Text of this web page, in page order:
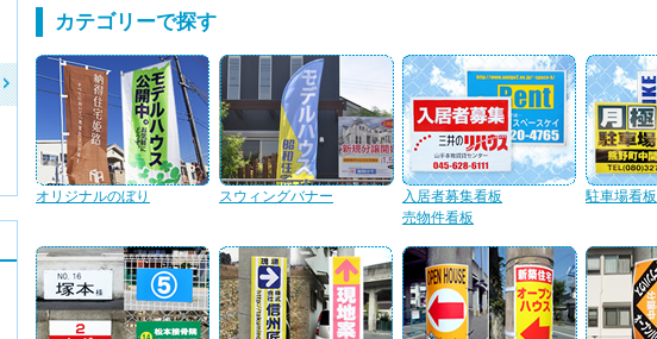
カテゴリーで探す
オリジナルのぼり スウィングバナー
入居者募集看板
売物件看板
駐車場看板